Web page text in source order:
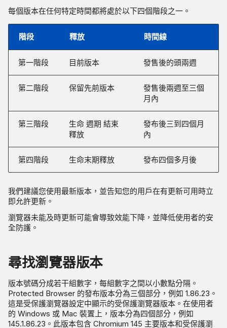
每個版本在任何特定時間都將處於以下四個階段之一。
階段 釋放 時間線
第一階段 目前版本 發售後的頭兩週
第二階段 保留先前版本
發售後兩週至三個
月內
第三階段
生命 週期 結束
釋放
發布後三到四個月
內
第四階段 生命末期釋放 發布四個多月後
我們建議您使用最新版本，並告知您的用戶在有更新可用時立
即允許更新。
瀏覽器未能及時更新可能會導致效能下降，並降低使用者的安
全防護。
尋找瀏覽器版本
版本號碼分成若干組數字，每組數字之間以小數點分隔。
Protected Browser 的發布版本分為三個部分，例如 1.86.23。
這是受保護瀏覽器設定中顯示的受保護瀏覽器版本。在使用者
的 Windows 或 Mac 裝置上，版本分為四個部分，例如
145.1.86.23。此版本包含 Chromium 145 主要版本和受保護瀏